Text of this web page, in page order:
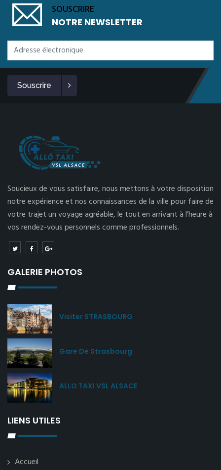
SOUSCRIRE
NOTRE NEWSLETTER
Souscrire
Soucieux de vous satisfaire, nous mettons à votre disposition
notre expérience et nos connaissances de la ville pour faire de
votre trajet un voyage agréable, le tout en arrivant à l’heure à
vos rendez-vous personnels comme professionnels.
GALERIE PHOTOS
Visiter STRASBOURG
Gare De Strasbourg
ALLO TAXI VSL ALSACE
LIENS UTILES
Accueil